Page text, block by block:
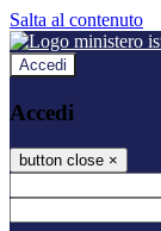
Salta al contenuto
Accedi
Accedi
button close ×